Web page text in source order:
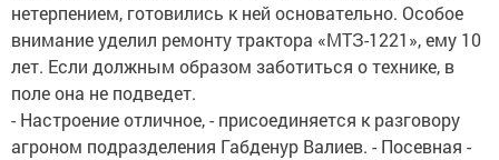
нетерпением, готовились к ней основательно. Особое
внимание уделил ремонту трактора «МТЗ-1221», ему 10
лет. Если должным образом заботиться о технике, в
поле она не подведет.
- Настроение отличное, - присоединяется к разговору
агроном подразделения Габденур Валиев. - Посевная -